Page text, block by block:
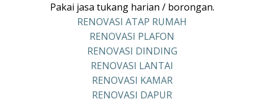
Pakai jasa tukang harian / borongan.
RENOVASI ATAP RUMAH
RENOVASI PLAFON
RENOVASI DINDING
RENOVASI LANTAI
RENOVASI KAMAR
RENOVASI DAPUR